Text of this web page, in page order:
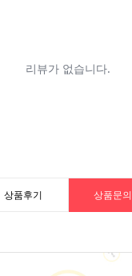
상품후기 상품문의